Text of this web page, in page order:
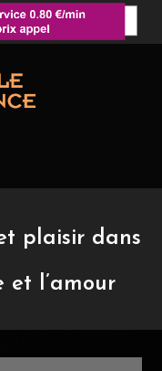
plaisir dans
et l’amour